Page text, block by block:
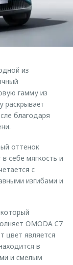
из
гамму из
раскрывает
благодаря
оттенок
себе мягкость и
с
изгибами и
OMODA C7
цвет является
в
и смелым